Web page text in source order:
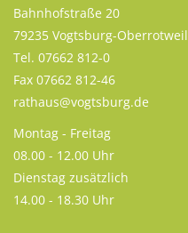
Bahnhofstraße 20
79235 Vogtsburg-Oberrotweil
Tel. 07662 812-0
Fax 07662 812-46
rathaus@vogtsburg.de
Montag - Freitag
08.00 - 12.00 Uhr
Dienstag zusätzlich
14.00 - 18.30 Uhr